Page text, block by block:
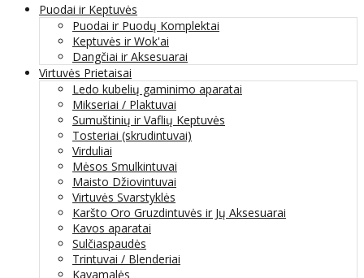
Puodai ir Keptuvės
Puodai ir Puodų Komplektai
Keptuvės ir Wok'ai
Dangčiai ir Aksesuarai
Virtuvės Prietaisai
Ledo kubelių gaminimo aparatai
Mikseriai / Plaktuvai
Sumuštinių ir Vaflių Keptuvės
Tosteriai (skrudintuvai)
Virduliai
Mėsos Smulkintuvai
Maisto Džiovintuvai
Virtuvės Svarstyklės
Karšto Oro Gruzdintuvės ir Jų Aksesuarai
Kavos aparatai
Sulčiaspaudės
Trintuvai / Blenderiai
Kavamalės